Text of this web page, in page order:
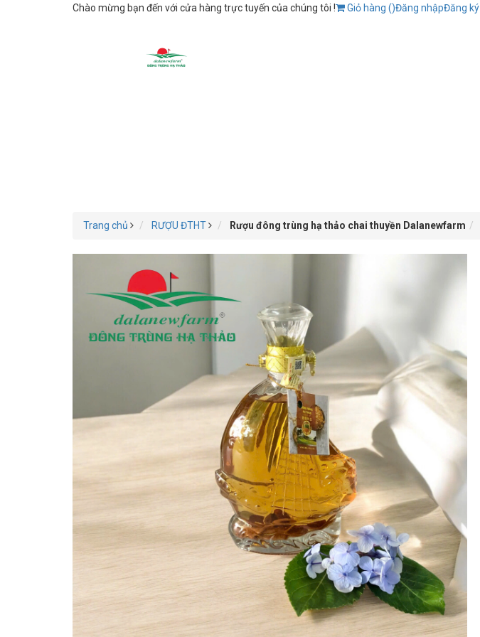
Chào mừng bạn đến với cửa hàng trực tuyến của chúng tôi ! Giỏ hàng ()Đăng nhậpĐăng ký
Trang chủ RƯỢU ĐTHT Rượu đông trùng hạ thảo chai thuyền Dalanewfarm